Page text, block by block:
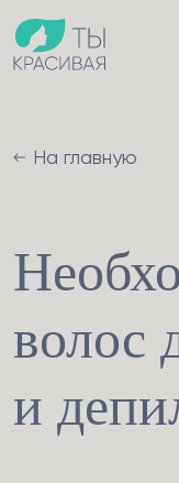
На главную
волос
и